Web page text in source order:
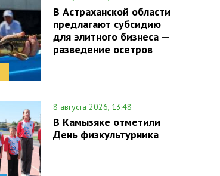
В Астраханской области
предлагают субсидию
для элитного бизнеса —
разведение осетров
8 августа 2026, 13:48
В Камызяке отметили
День физкультурника